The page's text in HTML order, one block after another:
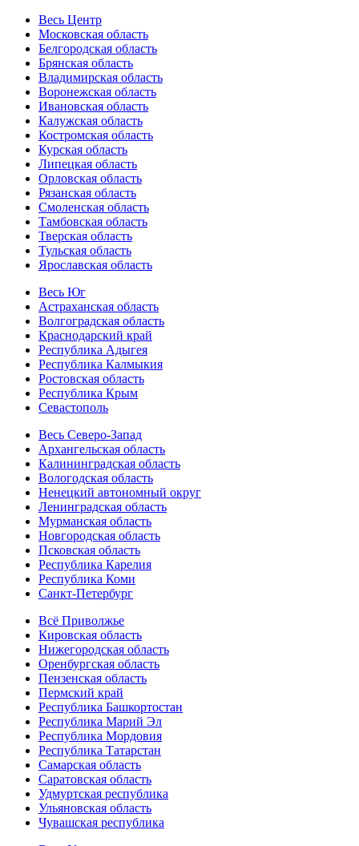
Весь Центр
Московская область
Белгородская область
Брянская область
Владимирская область
Воронежская область
Ивановская область
Калужская область
Костромская область
Курская область
Липецкая область
Орловская область
Рязанская область
Смоленская область
Тамбовская область
Тверская область
Тульская область
Ярославская область
Весь Юг
Астраханская область
Волгоградская область
Краснодарский край
Республика Адыгея
Республика Калмыкия
Ростовская область
Республика Крым
Севастополь
Весь Северо-Запад
Архангельская область
Калининградская область
Вологодская область
Ненецкий автономный округ
Ленинградская область
Мурманская область
Новгородская область
Псковская область
Республика Карелия
Республика Коми
Санкт-Петербург
Всё Приволжье
Кировская область
Нижегородская область
Оренбургская область
Пензенская область
Пермский край
Республика Башкортостан
Республика Марий Эл
Республика Мордовия
Республика Татарстан
Самарская область
Саратовская область
Удмуртская республика
Ульяновская область
Чувашская республика